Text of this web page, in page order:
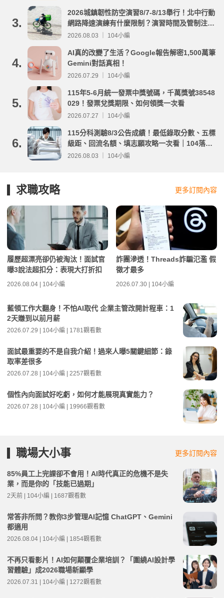
3.
2026城鎮韌性防空演習8/7-8/13舉行！北中行動
網路降速演練有什麼限制？演習時間及管制注意
事項整理
2026.08.03 ｜ 104小編
4.
AI真的改變了生活？Google報告解密1,500萬筆
Gemini對話真相！
2026.07.29 ｜ 104小編
5.
115年5-6月統一發票中獎號碼，千萬獎號38548
029！發票兌獎期限、如何領獎一次看
2026.07.27 ｜ 104小編
6.
115分科測驗8/3公告成績！最低錄取分數、五標
級距、回流名額、填志願攻略一次看｜104落點
分析
2026.08.03 ｜ 104小編
求職攻略 更多訂閱內容
履歷超漂亮卻仍被淘汰！面試官
曝3說法超扣分：表現大打折扣
2026.08.04 | 104小編
詐團滲透！Threads詐騙氾濫 假
徵才最多
2026.07.30 | 104小編
藍領工作大翻身！不怕AI取代 企業主管改開計程車：1
2天賺到以前月薪
2026.07.29 | 104小編 | 1781觀看數
面試最重要的不是自我介紹！過來人曝5關鍵細節：錄
取率差很多
2026.07.28 | 104小編 | 2257觀看數
個性內向面試好吃虧，如何才能展現真實能力？
2026.07.28 | 104小編 | 19966觀看數
職場大小事 更多訂閱內容
85%員工上完課卻不會用！AI時代真正的危機不是失
業，而是你的「技能已過期」
2天前 | 104小編 | 1687觀看數
常答非所問？教你3步管理AI記憶 ChatGPT、Gemini
都適用
2026.08.04 | 104小編 | 1854觀看數
不再只看影片！AI如何顛覆企業培訓？「圍繞AI設計學
習體驗」成2026職場新顯學
2026.07.31 | 104小編 | 1272觀看數